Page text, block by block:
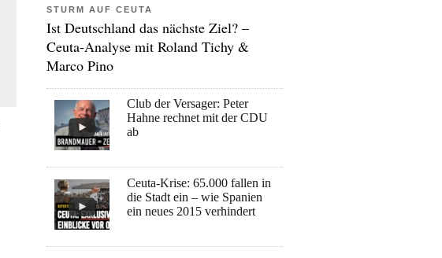
STURM AUF CEUTA
Ist Deutschland das nächste Ziel? –
Ceuta-Analyse mit Roland Tichy &
Marco Pino
Club der Versager: Peter
Hahne rechnet mit der CDU
ab
Ceuta-Krise: 65.000 fallen in
die Stadt ein – wie Spanien
ein neues 2015 verhindert